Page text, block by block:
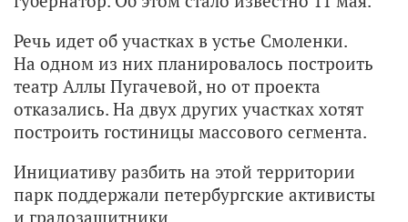
Речь идет об участках в устье Смоленки.
На одном из них планировалось построить
театр Аллы Пугачевой, но от проекта
отказались. На двух других участках хотят
построить гостиницы массового сегмента.
Инициативу разбить на этой территории
парк поддержали петербургские активисты
и градозащитники.